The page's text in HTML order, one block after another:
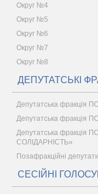
Округ №4
Округ №5
Округ №6
Округ №7
Округ №8
ДЕПУТАТСЬКІ
Депутатська фракція
Депутатська фракція
Депутатська фракція
СОЛІДАРНІСТЬ»
Позафракційні депутати
СЕСІЙНІ